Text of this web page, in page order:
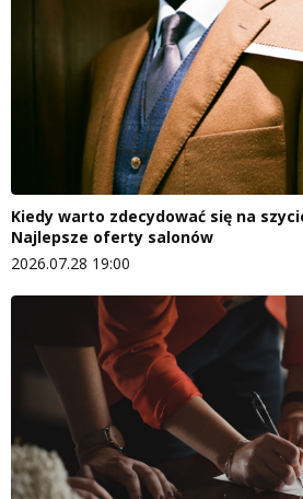
Kiedy warto zdecydować się na
Najlepsze oferty salonów
2026.07.28 19:00